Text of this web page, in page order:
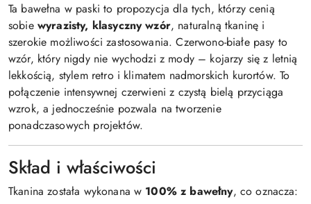
Ta bawełna w paski to propozycja dla tych, którzy cenią
sobie wyrazisty, klasyczny wzór, naturalną tkaninę i
szerokie możliwości zastosowania. Czerwono-białe pasy to
wzór, który nigdy nie wychodzi z mody – kojarzy się z letnią
lekkością, stylem retro i klimatem nadmorskich kurortów. To
połączenie intensywnej czerwieni z czystą bielą przyciąga
wzrok, a jednocześnie pozwala na tworzenie
ponadczasowych projektów.
Skład i właściwości
Tkanina została wykonana w 100% z bawełny, co oznacza: